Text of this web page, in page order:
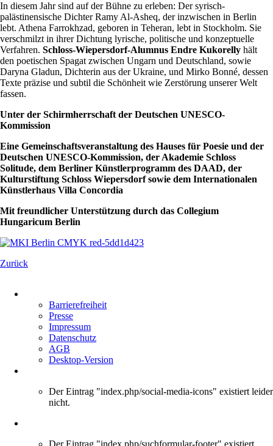
In diesem Jahr sind auf der Bühne zu erleben: Der syrisch-
palästinensische Dichter Ramy Al-Asheq, der inzwischen in Berlin
lebt. Athena Farrokhzad, geboren in Teheran, lebt in Stockholm. Sie
verschmilzt in ihrer Dichtung lyrische, politische und konzeptuelle
Verfahren. Schloss-Wiepersdorf-Alumnus Endre Kukorelly hält
den poetischen Spagat zwischen Ungarn und Deutschland, sowie
Daryna Gladun, Dichterin aus der Ukraine, und Mirko Bonné, dessen
Texte präzise und subtil die Schönheit wie Zerstörung unserer Welt
fassen.
Unter der Schirmherrschaft der Deutschen UNESCO-
Kommission
Eine Gemeinschaftsveranstaltung des Hauses für Poesie und der
Deutschen UNESCO-Kommission, der Akademie Schloss
Solitude, dem Berliner Künstlerprogramm des DAAD, der
Kulturstiftung Schloss Wiepersdorf sowie dem Internationalen
Künstlerhaus Villa Concordia
Mit freundlicher Unterstützung durch das Collegium
Hungaricum Berlin
Zurück
überspringen
Barrierefreiheit
Presse
Impressum
Datenschutz
AGB
Desktop-Version
Der Eintrag "index.php/social-media-icons" existiert leider
nicht.